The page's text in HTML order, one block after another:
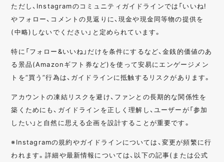
ただし、Instagramのコミュニティガイドラインでは「いいね!
やフォロー、コメントの見返りに、現金や現金同等物の提供を
(中略)しないでください」と定められています。
特に「フォロー&いいね」だけを条件にするなど、金銭的価値のあ
る景品(Amazonギフト券など)を使って安易にエンゲージメン
トを”買う”行為は、ガイドラインに抵触するリスクがあります。
アカウントの凍結リスクを避け、ファンとの長期的な関係性を
築くためにも、ガイドラインを正しく理解し、ユーザーが「参加
したい」と自然に思える企画を設計することが重要です。
※Instagramの規約やガイドラインについては、変更が頻繁に行
われます。詳細や最新情報については、以下の記事(または公式